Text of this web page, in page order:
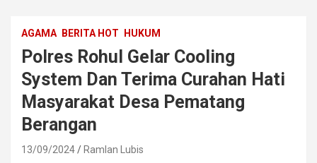
AGAMA BERITA HOT HUKUM
Polres Rohul Gelar Cooling
System Dan Terima Curahan Hati
Masyarakat Desa Pematang
Berangan
13/09/2024 Ramlan Lubis